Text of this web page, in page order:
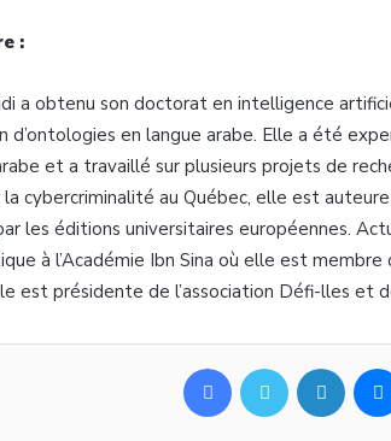
:
a obtenu son doctorat en intelligence
d’ontologies en langue arabe. Elle a été
et a travaillé sur plusieurs projets de
cybercriminalité au Québec, elle est
les éditions universitaires européennes.
à l’Académie Ibn Sina où elle est
est présidente de l’association Défi-lles et
Facebook Twitter Linkedin